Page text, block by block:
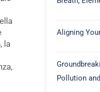
la
Aligning
Pollution